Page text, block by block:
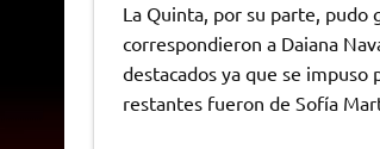
La Quinta, por su parte, pudo
correspondieron a Daiana
destacados ya que se
restantes fueron de Sofía